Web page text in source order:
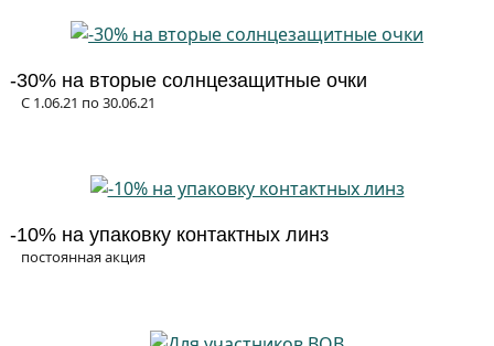
-30% на вторые солнцезащитные очки
С 1.06.21 по 30.06.21
-10% на упаковку контактных линз
постоянная акция